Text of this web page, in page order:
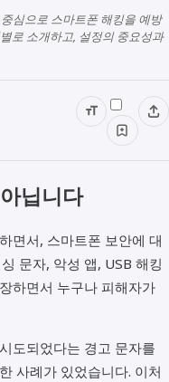
심으로 스마트폰 해킹을 예방
로 소개하고, 설정의 중요성과
닙니다
면서, 스마트폰 보안에 대
문자, 악성 앱, USB 해킹
하면서 누구나 피해자가
도되었다는 경고 문자를
사례가 있었습니다. 이처